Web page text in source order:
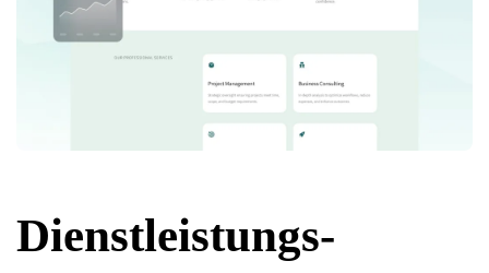
Dienstleistungs-